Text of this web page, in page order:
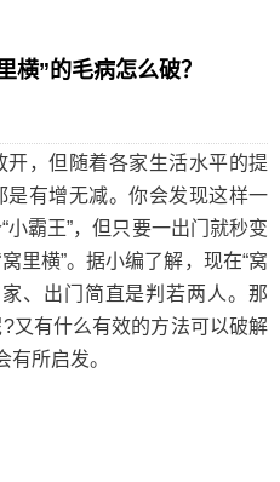
横”的毛病怎么破？
，但随着各家生活水平的提
有增无减。你会发现这样一
霸王”，但只要一出门就秒变
里横”。据小编了解，现在“窝
、出门简直是判若两人。那
又有什么有效的方法可以破解
所启发。